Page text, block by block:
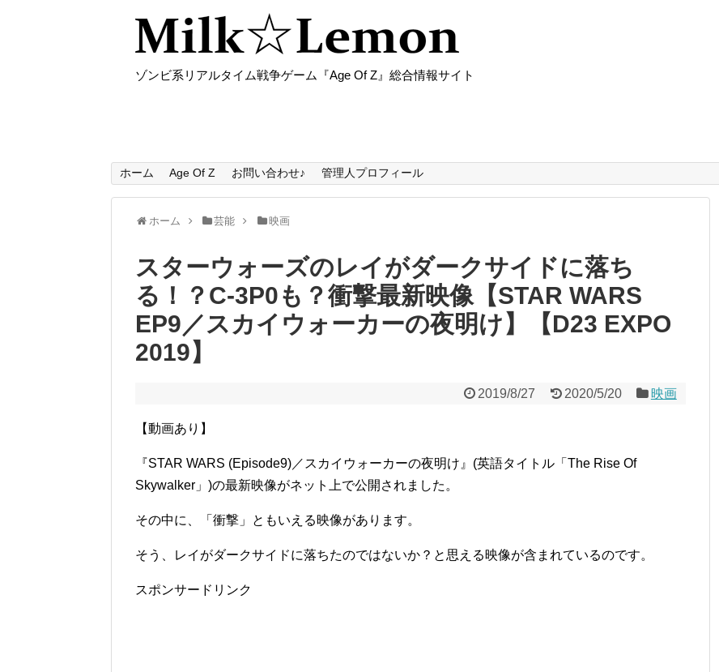
ゾンビ系リアルタイム戦争ゲーム『Age Of Z』総合情報サイト
ホーム Age Of Z お問い合わせ♪ 管理人プロフィール
ホーム 芸能 映画
スターウォーズのレイがダークサイドに落ち
る！？C-3P0も？衝撃最新映像【STAR WARS
EP9／スカイウォーカーの夜明け】【D23 EXPO
2019】
2019/8/27 2020/5/20 映画
【動画あり】
『STAR WARS (Episode9)／スカイウォーカーの夜明け』(英語タイトル「The Rise Of
Skywalker」)の最新映像がネット上で公開されました。
その中に、「衝撃」ともいえる映像があります。
そう、レイがダークサイドに落ちたのではないか？と思える映像が含まれているのです。
スポンサードリンク